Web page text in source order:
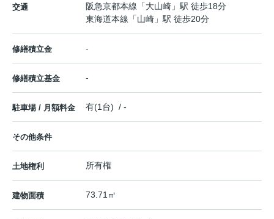
交通 阪急京都本線 「大山崎 」駅 徒歩18分
東海道本線 「山崎 」駅 徒歩20分
修繕積立金 -
修繕積立基金 -
駐車場 / 月額料金 有(1台) / -
その他条件
土地権利 所有権
建物面積 73.71㎡